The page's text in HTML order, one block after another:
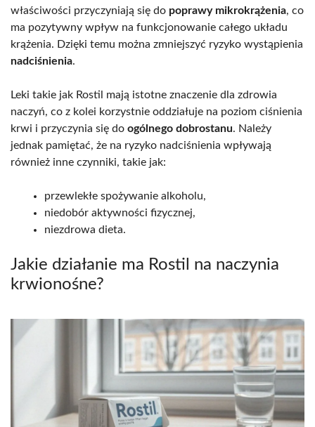
właściwości przyczyniają się do poprawy mikrokrążenia, co
ma pozytywny wpływ na funkcjonowanie całego układu
krążenia. Dzięki temu można zmniejszyć ryzyko wystąpienia
nadciśnienia.
Leki takie jak Rostil mają istotne znaczenie dla zdrowia
naczyń, co z kolei korzystnie oddziałuje na poziom ciśnienia
krwi i przyczynia się do ogólnego dobrostanu. Należy
jednak pamiętać, że na ryzyko nadciśnienia wpływają
również inne czynniki, takie jak:
przewlekłe spożywanie alkoholu,
niedobór aktywności fizycznej,
niezdrowa dieta.
Jakie działanie ma Rostil na naczynia
krwionośne?